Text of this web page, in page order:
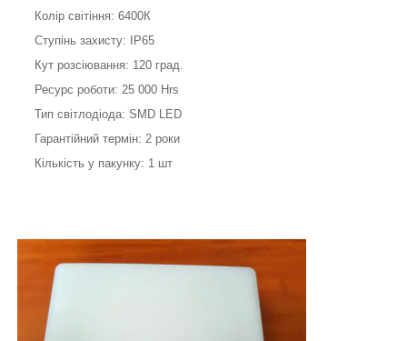
Колір світіння: 6400К
Ступінь захисту: IP65
Кут розсіювання: 120 град.
Ресурс роботи: 25 000 Hrs
Тип світлодіода: SMD LED
Гарантійний термін: 2 роки
Кількість у пакунку: 1 шт